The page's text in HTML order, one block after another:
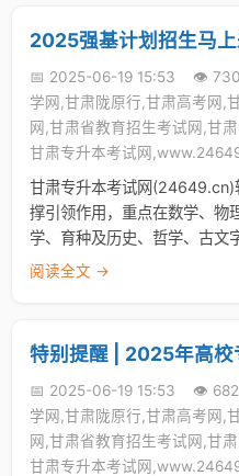
2025强基计划招生马
📅 2025-06-19 15:53 👁️
学网,甘肃陇原行,甘肃高考网,
网,甘肃省教育招生考试网,甘
甘肃专升本考试网
甘肃专升本考试网(24649.cn)
撑引领作用，重点在数学、物
学、育种及历史、哲学、古文
阅读全文 →
特别提醒 | 2025年高校
📅 2025-06-19 15:53 👁️ 682
学网,甘肃陇原行,甘肃高考网,
网,甘肃省教育招生考试网,甘
甘肃专升本考试网